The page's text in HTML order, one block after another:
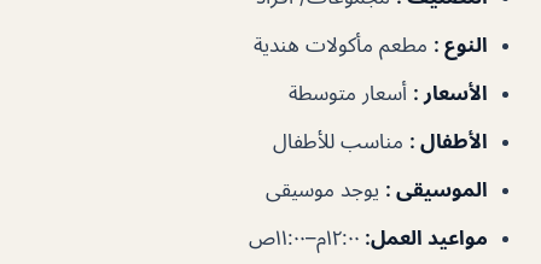
النوع : مطعم مأكولات هندية
الأسعار : أسعار متوسطة
الأطفال : مناسب للأطفال
الموسيقى : يوجد موسيقى
مواعيد العمل: ١٢:٠٠م–١١:٠٠ص